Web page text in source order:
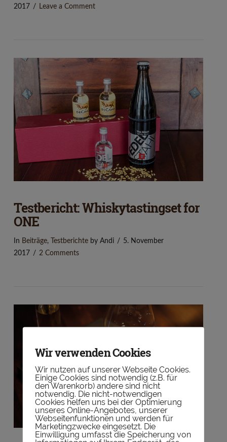
VIEW POST
2017
Leave a Comment
VIEW POST
Testbericht: Whiskytastingset for
ONE
In Beiträge, Testberichteby Andi
5. November
2017
2 Comments
Wir verwenden Cookies
Wir nutzen auf unserer Webseite Cookies.
Einige Cookies sind notwendig (z.B. für
den Warenkorb) andere sind nicht
notwendig. Die nicht-notwendigen
Cookies helfen uns bei der Optimierung
unseres Online-Angebotes, unserer
Webseitenfunktionen und werden für
Marketingzwecke eingesetzt. Die
Einwilligung umfasst die Speicherung von